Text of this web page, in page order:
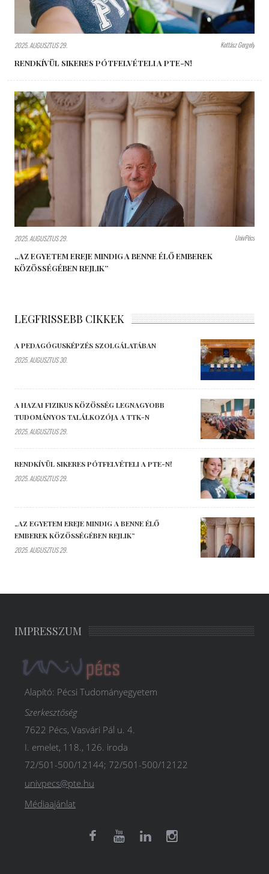
2025. AUGUSZTUS 29. Kottász Gergely
RENDKÍVÜL SIKERES PÓTFELVÉTELI A PTE-N!
2025. AUGUSZTUS 29. UnivPécs
„AZ EGYETEM EREJE MINDIG A BENNE ÉLŐ EMBEREK
KÖZÖSSÉGÉBEN REJLIK”
LEGFRISSEBB CIKKEK
A PEDAGÓGUSKÉPZÉS SZOLGÁLATÁBAN
2025. AUGUSZTUS 30.
A HAZAI FIZIKUS KÖZÖSSÉG LEGNAGYOBB
TUDOMÁNYOS TALÁLKOZÓJA A TTK-N
2025. AUGUSZTUS 29.
RENDKÍVÜL SIKERES PÓTFELVÉTELI A PTE-N!
2025. AUGUSZTUS 29.
„AZ EGYETEM EREJE MINDIG A BENNE ÉLŐ
EMBEREK KÖZÖSSÉGÉBEN REJLIK”
2025. AUGUSZTUS 29.
IMPRESSZUM
Alapító: Pécsi Tudományegyetem
Szerkesztőség
7622 Pécs, Vasvári Pál u. 4.
I. emelet, 118., 126. iroda
72/501-500/12144; 72/501-500/12122
univpecs@pte.hu
Médiaajánlat